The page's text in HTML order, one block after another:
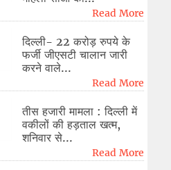
Read More
दिल्ली- 22 करोड़ रुपये के
फर्जी जीएसटी चालान जारी
करने वाले...
Read More
तीस हजारी मामला : दिल्ली में
वकीलों की हड़ताल खत्म,
शनिवार से...
Read More